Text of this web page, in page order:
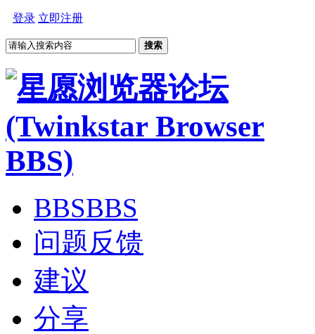
登录 立即注册
搜索
BBSBBS
问题反馈
建议
分享